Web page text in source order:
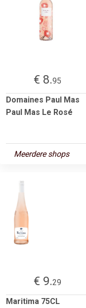
€ 8.95
Domaines Paul Mas
Paul Mas Le Rosé
Meerdere shops
€ 9.29
Maritima 75CL